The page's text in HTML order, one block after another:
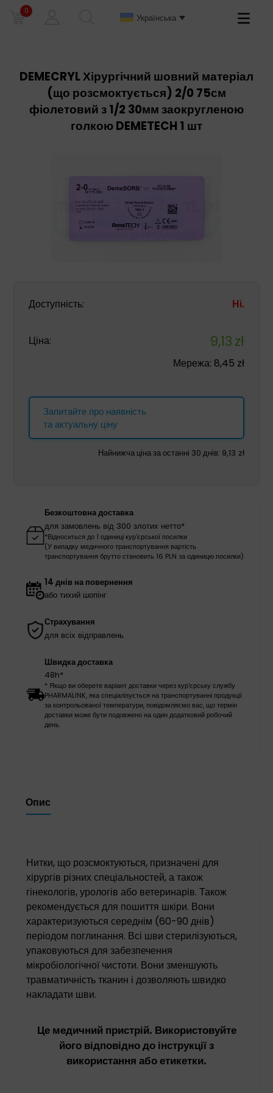
0
Українська
Primary
DEMECRYL Хірургічний шовний матеріал
(що розсмоктується) 2/0 75см
фіолетовий з 1/2 30мм заокругленою
голкою DEMETECH 1 шт
Доступність: Ні.
Ціна: 9,13zł
Мережа: 8,45 zł
Запитайте про наявність
та актуальну ціну
Найнижча ціна за останні 30 днів: 9,13 zł
Безкоштовна доставка
для замовлень від 300 злотих нетто*
*Відноситься до 1 одиниці кур'єрської посилки
(У випадку медичного транспортування вартість
транспортування брутто становить 16 PLN за одиницю посилки)
14 днів на повернення
або тихий шопінг
Страхування
для всіх відправлень
Швидка доставка
48h*
* Якщо ви оберете варіант доставки через кур'єрську службу
PHARMALINK, яка спеціалізується на транспортуванні продукції
за контрольованої температури, повідомляємо вас, що термін
доставки може бути подовжено на один додатковий робочий
день.
Опис
Нитки, що розсмоктуються, призначені для
хірургів різних спеціальностей, а також
гінекологів, урологів або ветеринарів. Також
рекомендується для пошиття шкіри. Вони
характеризуються середнім (60-90 днів)
періодом поглинання. Всі шви стерилізуються,
упаковуються для забезпечення
мікробіологічної чистоти. Вони зменшують
травматичність тканин і дозволяють швидко
накладати шви.
Це медичний пристрій. Використовуйте
його відповідно до інструкції з
використання або етикетки.